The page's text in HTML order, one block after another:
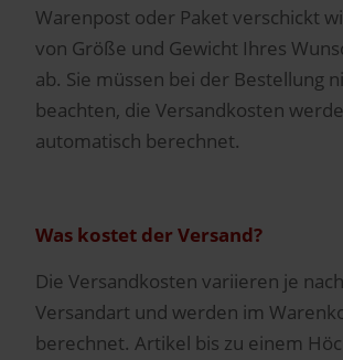
Warenpost oder Paket verschickt
von Größe und Gewicht Ihres
ab. Sie müssen bei der Bestellung
beachten, die Versandkosten
automatisch berechnet.
Was kostet der Versand?
Die Versandkosten variieren je nach
Versandart und werden im
berechnet. Artikel bis zu einem